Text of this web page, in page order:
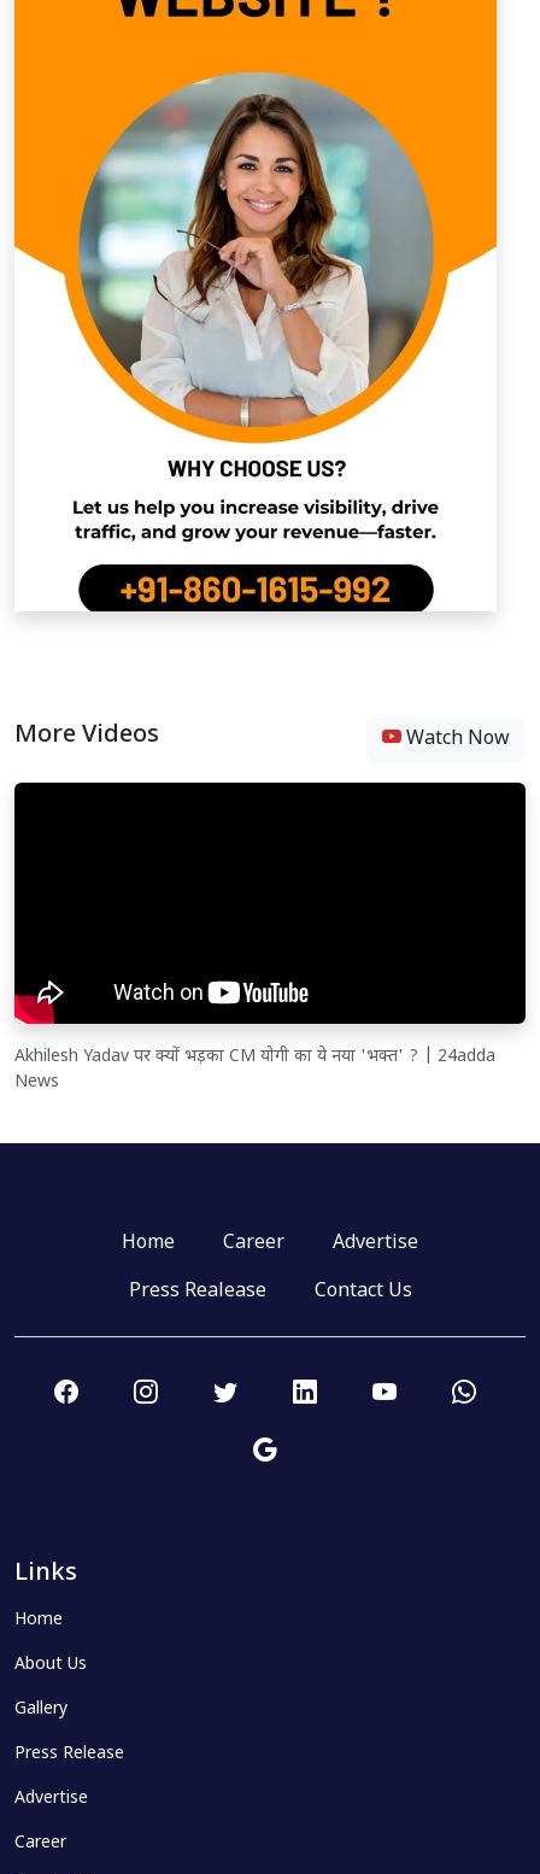
More Videos Watch Now
Akhilesh Yadav पर क्यों भड़का CM योगी का ये नया 'भक्त' ? | 24adda
News
Home Career
Advertise
Press Realease
Contact Us
Links
Home
About Us
Gallery
Press Release
Advertise
Career